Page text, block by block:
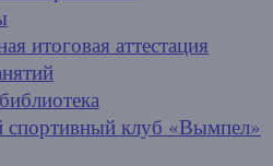
итоговая аттестация
спортивный клуб «Вымпел»